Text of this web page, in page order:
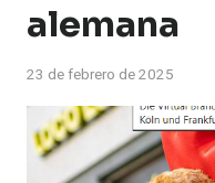
alemana
23 de febrero de 2025